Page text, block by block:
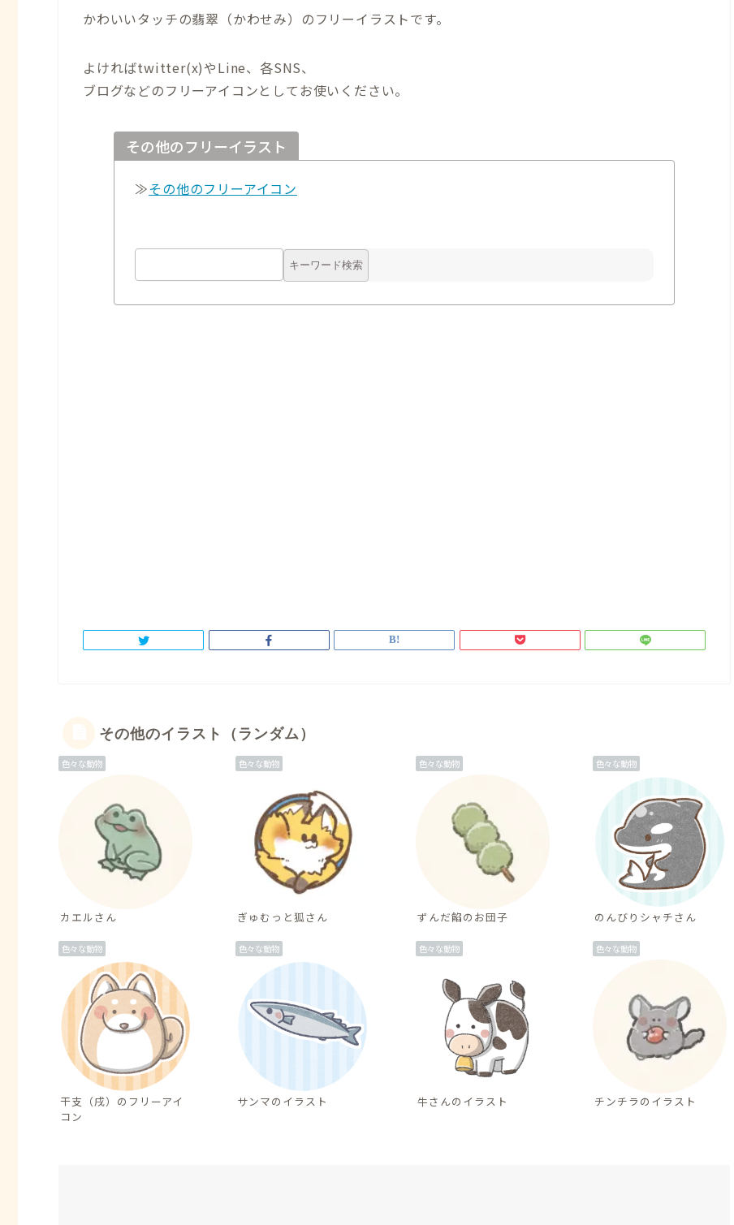
かわいいタッチの翡翠（かわせみ）のフリーイラストです。
よければtwitter(x)やLine、各SNS、
ブログなどのフリーアイコンとしてお使いください。
その他のフリーイラスト
≫その他のフリーアイコン
その他のイラスト（ランダム）
色々な動物
カエルさん
色々な動物
ぎゅむっと狐さん
色々な動物
ずんだ餡のお団子
色々な動物
のんびりシャチさん
色々な動物
干支（戌）のフリーアイ
コン
色々な動物
サンマのイラスト
色々な動物
牛さんのイラスト
色々な動物
チンチラのイラスト